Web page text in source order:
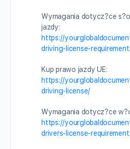
Wymagania dotycz?ce
jazdy:
https://
driving-license-
Kup prawo jazdy UE:
https://
driving-license/
Wymagania dotycz?ce
https://
drivers-license-